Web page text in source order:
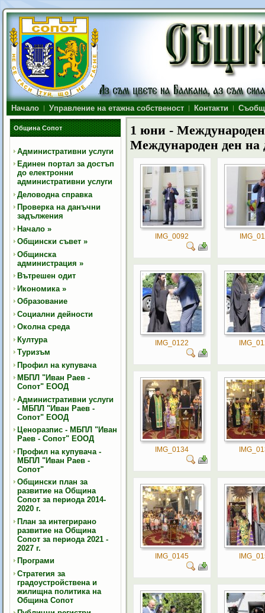
Начало Управление на етажна собственост Контакти
Община Сопот
Административни услуги
Единен портал за достъп
до електронни
административни услуги
Деловодна справка
Проверка на данъчни
задължения
Начало »
Общински съвет »
Общинска
администрация »
Вътрешен одит
Икономика »
Образование
Социални дейности
Околна среда
Култура
Туризъм
Профил на купувача
МБПЛ "Иван Раев -
Сопот" ЕООД
Административни услуги
- МБПЛ "Иван Раев -
Сопот" ЕООД
Ценоразпис - МБПЛ "Иван
Раев - Сопот" ЕООД
Профил на купувача -
МБПЛ "Иван Раев -
Сопот"
Общински план за
развитие на Община
Сопот за периода 2014-
2020 г.
План за интегрирано
развитие на Община
Сопот за периода 2021 -
2027 г.
Програми
Стратегия за
градоустройствена и
жилищна политика на
Община Сопот
1 юни - Международен
Международен ден на
IMG_0092
IMG_0122
IMG_0134
IMG_0145